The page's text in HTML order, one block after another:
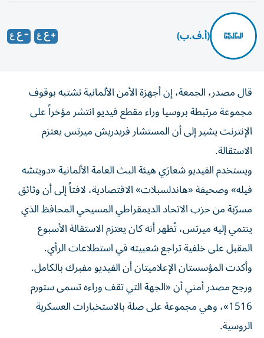
(أ.ف.ب)
قال مصدر، الجمعة، إن أجهزة الأمن الألمانية تشتبه بوقوف
مجموعة مرتبطة بروسيا وراء مقطع فيديو انتشر مؤخراً على
الإنترنت يشير إلى أن المستشار فريدريش ميرتس يعتزم
الاستقالة.
ويستخدم الفيديو شعارَي هيئة البث العامة الألمانية «دويتشه
فيله» وصحيفة «هاندلسبلات» الاقتصادية، لافتاً إلى أن وثائق
مسرّبة من حزب الاتحاد الديمقراطي المسيحي المحافظ الذي
ينتمي إليه ميرتس، تُظهر أنه كان يعتزم الاستقالة الأسبوع
المقبل على خلفية تراجع شعبيته في استطلاعات الرأي.
وأكدت المؤسستان الإعلاميتان أن الفيديو مفبرك بالكامل.
ورجح مصدر أمني أن «الجهة التي تقف وراءه تسمى ستورم
1516»، وهي مجموعة على صلة بالاستخبارات العسكرية
الروسية.